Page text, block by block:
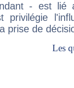
- est
privilégie
prise de